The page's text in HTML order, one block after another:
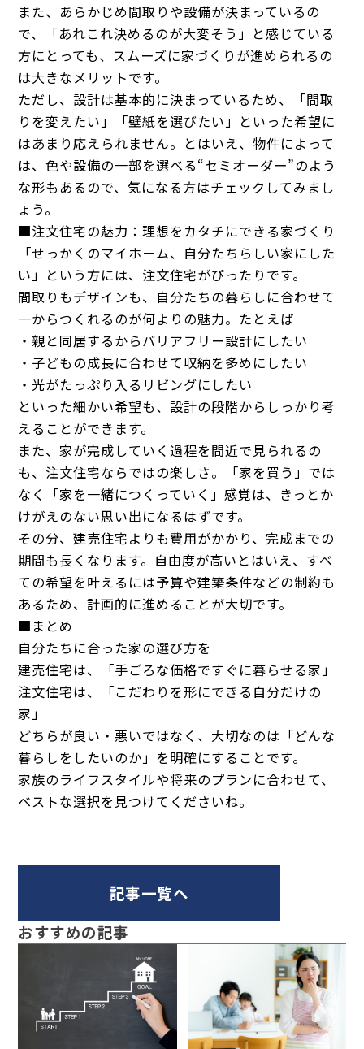
また、あらかじめ間取りや設備が決まっているの
で、「あれこれ決めるのが大変そう」と感じている
方にとっても、スムーズに家づくりが進められるの
は大きなメリットです。
ただし、設計は基本的に決まっているため、「間取
りを変えたい」「壁紙を選びたい」といった希望に
はあまり応えられません。とはいえ、物件によって
は、色や設備の一部を選べる“セミオーダー”のよう
な形もあるので、気になる方はチェックしてみまし
ょう。
■注文住宅の魅力：理想をカタチにできる家づくり
「せっかくのマイホーム、自分たちらしい家にした
い」という方には、注文住宅がぴったりです。
間取りもデザインも、自分たちの暮らしに合わせて
一からつくれるのが何よりの魅力。たとえば――
・親と同居するからバリアフリー設計にしたい
・子どもの成長に合わせて収納を多めにしたい
・光がたっぷり入るリビングにしたい
といった細かい希望も、設計の段階からしっかり考
えることができます。
また、家が完成していく過程を間近で見られるの
も、注文住宅ならではの楽しさ。「家を買う」では
なく「家を一緒につくっていく」感覚は、きっとか
けがえのない思い出になるはずです。
その分、建売住宅よりも費用がかかり、完成までの
期間も長くなります。自由度が高いとはいえ、すべ
ての希望を叶えるには予算や建築条件などの制約も
あるため、計画的に進めることが大切です。
■まとめ
自分たちに合った家の選び方を
建売住宅は、「手ごろな価格ですぐに暮らせる家」
注文住宅は、「こだわりを形にできる自分だけの
家」
どちらが良い・悪いではなく、大切なのは「どんな
暮らしをしたいのか」を明確にすることです。
家族のライフスタイルや将来のプランに合わせて、
ベストな選択を見つけてくださいね。
記事一覧へ
おすすめの記事